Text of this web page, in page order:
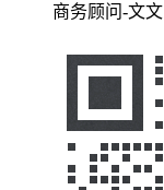
商务顾问-文文